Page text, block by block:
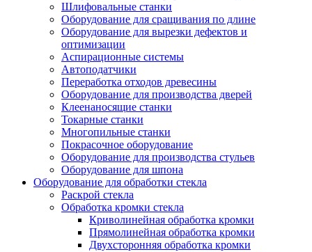
Шлифовальные станки
Оборудование для сращивания по длине
Оборудование для вырезки дефектов и
оптимизации
Аспирационные системы
Автоподатчики
Переработка отходов древесины
Оборудование для производства дверей
Клеенаносящие станки
Токарные станки
Многопильные станки
Покрасочное оборудование
Оборудование для производства стульев
Оборудование для шпона
Оборудование для обработки стекла
Раскрой стекла
Обработка кромки стекла
Криволинейная обработка кромки
Прямолинейная обработка кромки
Двухсторонняя обработка кромки